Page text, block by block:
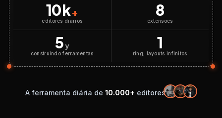
10k+
editores diários
8
extensões
5y
construindo ferramentas
1
ring, layouts infinitos
A ferramenta diária de 10.000+ editores.